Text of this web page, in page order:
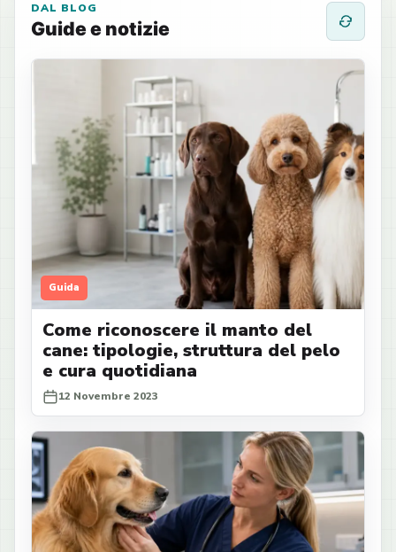
DAL BLOG
Guide e notizie
Guida
Come riconoscere il manto del
cane: tipologie, struttura del pelo
e cura quotidiana
12 Novembre 2023